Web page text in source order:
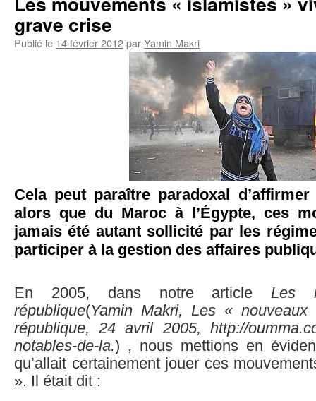
grave crise
Publié le 14 février 2012parYamin Makri
Cela peut paraître paradoxal d’affirmer
alors que du Maroc à l’Égypte, ces
jamais été autant sollicité par les
participer à la gestion des affaires
En 2005, dans notre articleLes
république(Yamin Makri, Les «
république, 24 avril 2005, http://
notables-de-la.) , nous mettions en
qu’allait certainement jouer ces
». Il était dit :